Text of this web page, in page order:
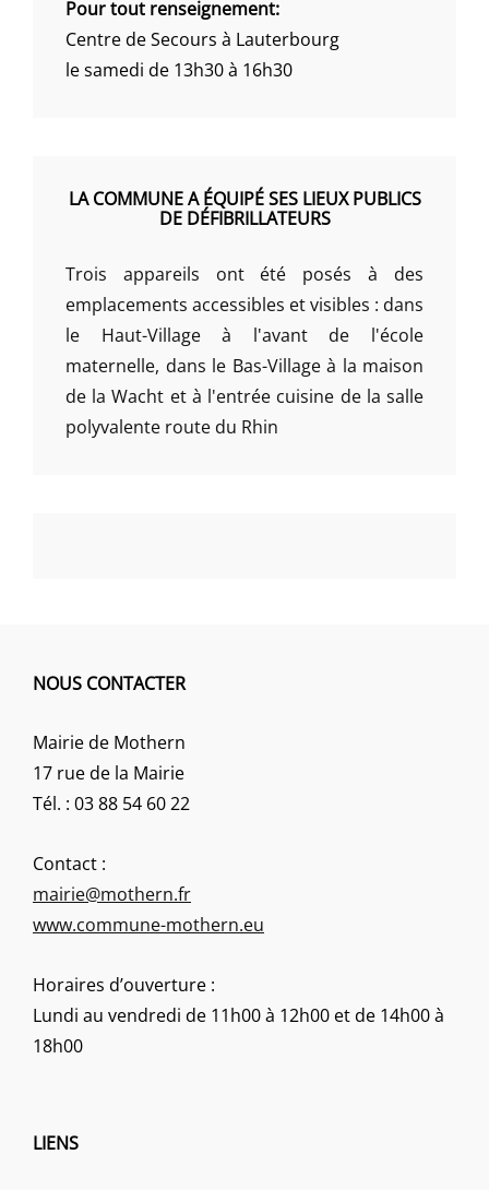
Pour tout renseignement:
Centre de Secours à Lauterbourg
le samedi de 13h30 à 16h30
LA COMMUNE A ÉQUIPÉ SES LIEUX PUBLICS
DE DÉFIBRILLATEURS
Trois appareils ont été posés à des
emplacements accessibles et visibles : dans
le Haut-Village à l'avant de l'école
maternelle, dans le Bas-Village à la maison
de la Wacht et à l'entrée cuisine de la salle
polyvalente route du Rhin
NOUS CONTACTER
Mairie de Mothern
17 rue de la Mairie
Tél. : 03 88 54 60 22
Contact :
mairie@mothern.fr
www.commune-mothern.eu
Horaires d’ouverture :
Lundi au vendredi de 11h00 à 12h00 et de 14h00 à
18h00
LIENS